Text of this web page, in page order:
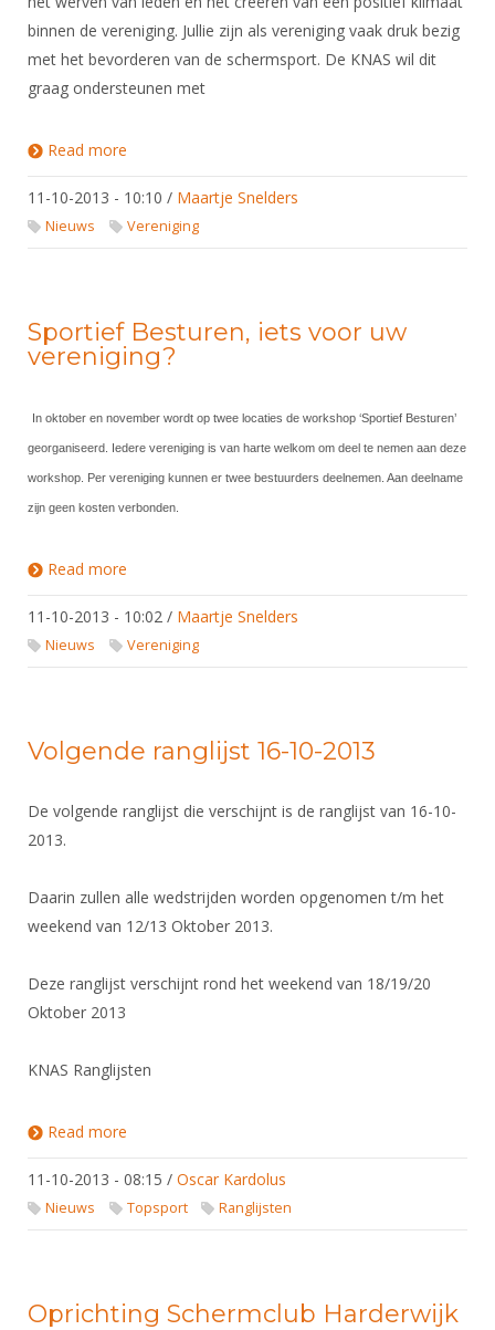
binnen de vereniging. Jullie zijn als vereniging vaak druk bezig
met het bevorderen van de schermsport. De KNAS wil dit
graag ondersteunen met
Read more
11-10-2013 - 10:10 / Maartje Snelders
Nieuws Vereniging
Sportief Besturen, iets voor uw
vereniging?
In oktober en november wordt op twee locaties de workshop ‘Sportief Besturen’
georganiseerd. Iedere vereniging is van harte welkom om deel te nemen aan deze
workshop. Per vereniging kunnen er twee bestuurders deelnemen. Aan deelname
zijn geen kosten verbonden.
Read more
11-10-2013 - 10:02 / Maartje Snelders
Nieuws Vereniging
Volgende ranglijst 16-10-2013
De volgende ranglijst die verschijnt is de ranglijst van 16-10-
2013.
Daarin zullen alle wedstrijden worden opgenomen t/m het
weekend van 12/13 Oktober 2013.
Deze ranglijst verschijnt rond het weekend van 18/19/20
Oktober 2013
KNAS Ranglijsten
Read more
11-10-2013 - 08:15 / Oscar Kardolus
Nieuws Topsport Ranglijsten
Oprichting Schermclub Harderwijk